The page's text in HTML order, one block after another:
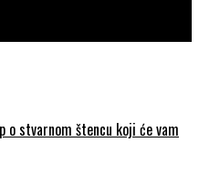
o stvarnom štencu koji će vam